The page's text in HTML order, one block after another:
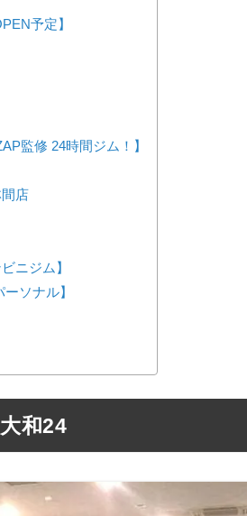
予定】
監修 24時間ジム！】
店
ニジム】
ソナル】
和24